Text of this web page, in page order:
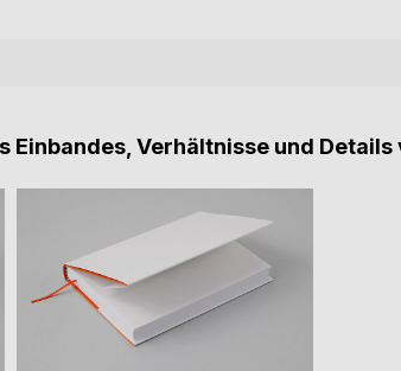
Verhältnisse und